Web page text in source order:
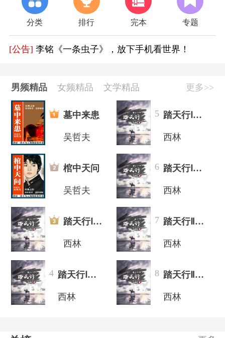
分类 排行 完本 专题
[公告]作家扶持计划开启
[公告]胡钦文《长安四载》，迎接春日治愈
[公告] 李铭《一条虫子》，放下手机看世界！
[公告]十月好书推荐，西林《踏天行》重磅来袭！
[公告]胡钦文《长安四载》，迎接春日治愈
男频精品 女频精品 文学精品 更多>>
墓中来患
吴哲夫
棺中天问
吴哲夫
踏天行Ⅰ（上）：望云大陆
西林
4 踏天行Ⅰ（下）：望云大陆
西林
5 踏天行Ⅰ（上）：望云大陆
西林
6 踏天行Ⅰ（下）：望云大陆
西林
7 踏天行Ⅱ（上）:初入追云
西林
8 踏天行Ⅱ（下）：星域战起
西林